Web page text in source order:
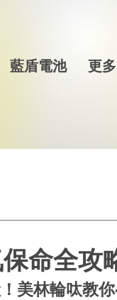
藍盾電池 更多
命全攻
美林輪呔教